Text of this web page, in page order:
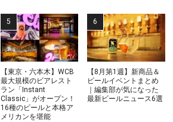
【東京・六本木】WCB
最大規模のビアレスト
ラン「Instant
Classic」がオープン！
16種のビールと本格ア
メリカンを堪能
【8月第1週】新商品＆
ビールイベントまとめ
｜編集部が気になった
最新ビールニュース6選